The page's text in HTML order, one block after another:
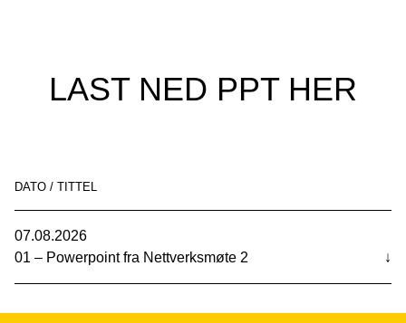
LAST NED PPT HER
DATO / TITTEL
07.08.2026
01 – Powerpoint fra Nettverksmøte 2
↓